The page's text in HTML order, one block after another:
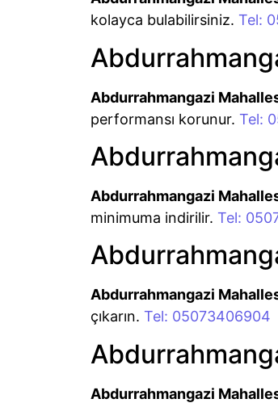
kolayca bulabilirsiniz. Tel:
Abdurrahmangazi
performansı korunur. Tel:
Abdurrahmangazi
minimuma indirilir. Tel:
Abdurrahmangazi
çıkarın. Tel: 05073406904
Abdurrahmangazi